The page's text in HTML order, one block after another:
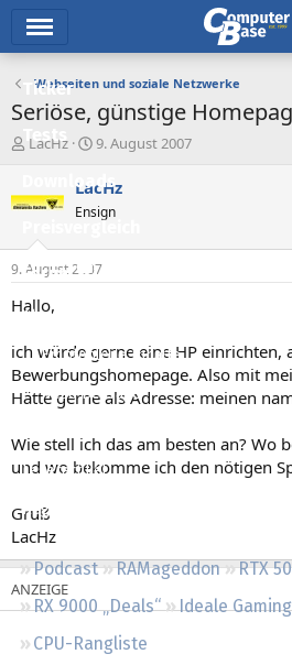
Ticker
Tests
Downloads
Preisvergleich
Forum
Aktuelles
Empfohlene Inhalte
Neue Beiträge
Leserartikel
Regeln
Podcast RAMageddon
RTX
RX 9000 „Deals“
Ideale
CPU-Rangliste
Webseiten und soziale Netzwerke
Seriöse, günstige
E
t
l
e
r
LacHz
E
s
t
e
l
t
9. August 2007
LacHz
Ensign
9. August 2007
Hallo,
ich würde gerne eine HP einrichten,
Bewerbungshomepage. Also mit
Hätte gerne als Adresse: meinen
Wie stell ich das am besten an? Wo
und wo bekomme ich den nötigen
Gruß
LacHz